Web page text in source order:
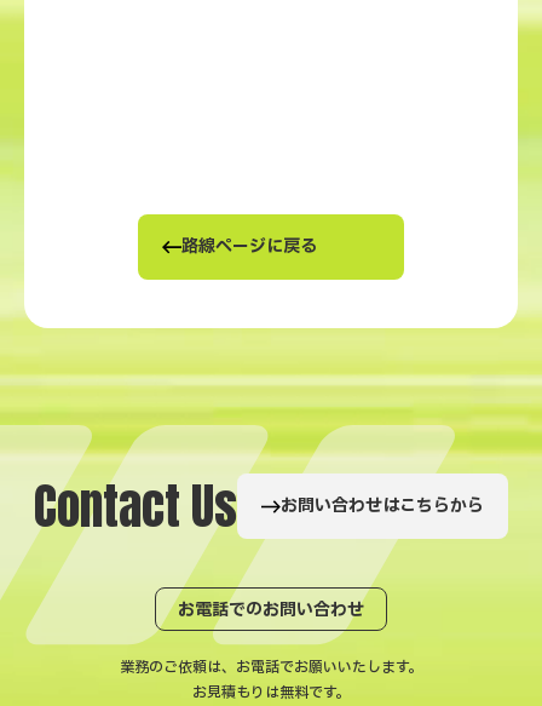
路線ページに戻る
ContactUs お問い合わせはこちらから
お電話でのお問い合わせ
業務のご依頼は、お電話でお願いいたします。
お見積もりは無料です。